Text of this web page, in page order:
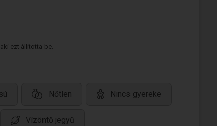
ezt állította be.
Nőtlen Nincs gyereke
Vízöntő jegyű